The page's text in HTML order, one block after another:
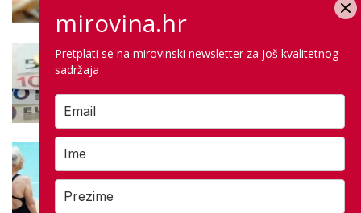
Negativna promjena u drugom
fondova otišli u minus
besplatno: Građani se mogu
ohladiti tijekom toplinskog vala
mirovina.hr
Pretplati se na mirovinski newsletter za još kvalitetnog
sadržaja